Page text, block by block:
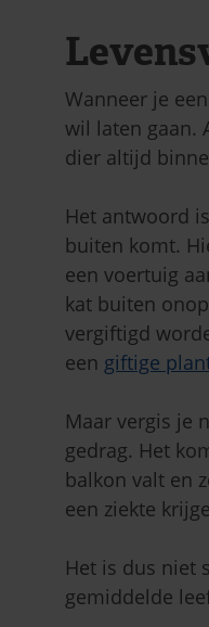
Wanneer je
wil laten gaan.
dier altijd
Het antwoord
buiten komt.
een voertuig
kat buiten
vergiftigd
een giftige
Maar vergis je
gedrag. Het
balkon valt en
een ziekte
Het is dus niet
gemiddelde